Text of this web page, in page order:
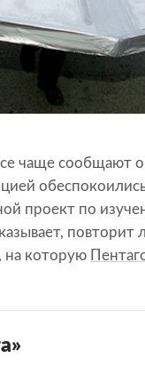
чаще сообщают
проект по
на которую